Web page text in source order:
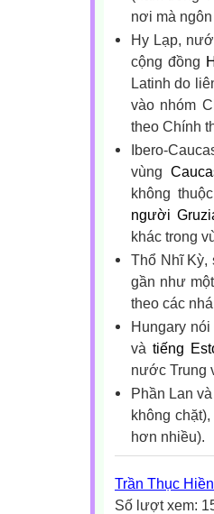
nơi mà
Hy Lạp,
cộng đồng
Latinh do
vào nhóm
theo Chính
Ibero-
vùng
không thuộc
người
khác trong
Thổ Nhĩ Kỳ,
gần như
theo các
Hungary nói
và tiếng
nước Trung
Phần Lan
không
hơn nhiều).
Trần Thục Hiền
Số lượt xem: